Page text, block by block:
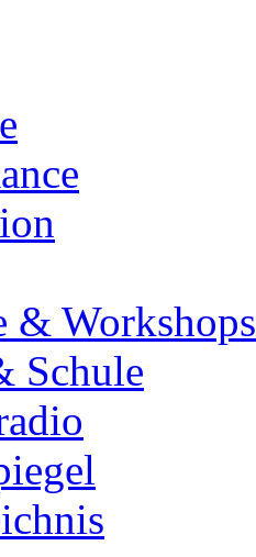
& Workshops
Schule